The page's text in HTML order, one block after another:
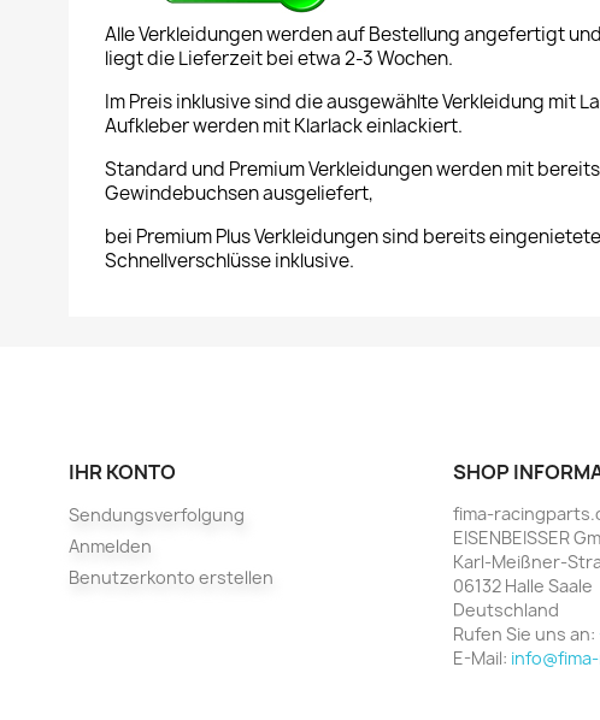
Alle Verkleidungen werden auf Bestellung angefertigt
liegt die Lieferzeit bei etwa 2-3 Wochen.
Im Preis inklusive sind die ausgewählte Verkleidung mit
Aufkleber werden mit Klarlack einlackiert.
Standard und Premium Verkleidungen werden mit
Gewindebuchsen ausgeliefert,
bei Premium Plus Verkleidungen sind bereits eingenietete
Schnellverschlüsse inklusive.
IHR KONTO
Sendungsverfolgung
Anmelden
Benutzerkonto erstellen
SHOP
fima-
EISENBEISSER
Karl-Meißner-
06132 Halle Saale
Deutschland
Rufen Sie uns an:
E-Mail: